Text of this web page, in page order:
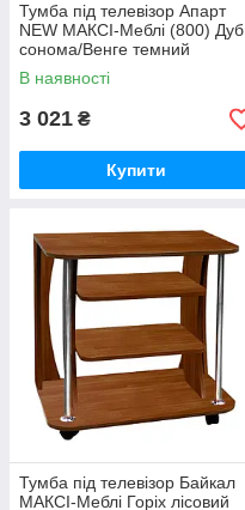
Тумба під телевізор Апарт
NEW МАКСІ-Меблі (800) Дуб
сонома/Венге темний
(10958)
В наявності
3 021 ₴
Купити
Тумба під телевізор Байкал
МАКСІ-Меблі Горіх лісовий